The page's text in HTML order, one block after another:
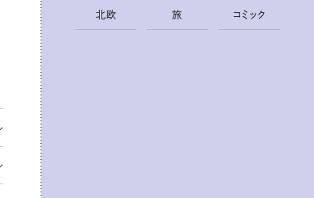
北欧 旅 コ ミ ック